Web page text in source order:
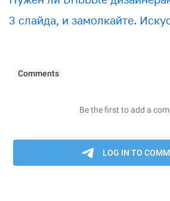
3 слайда, и замолкайте.